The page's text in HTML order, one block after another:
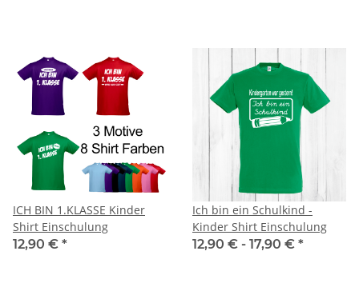
ICH BIN 1.KLASSE Kinder
Shirt Einschulung
12,90 € *
Ich bin ein Schulkind -
Kinder Shirt Einschulung
12,90 € - 17,90 € *